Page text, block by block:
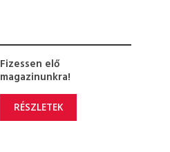
Fizessen elő
magazinunkra!
RÉSZLETEK